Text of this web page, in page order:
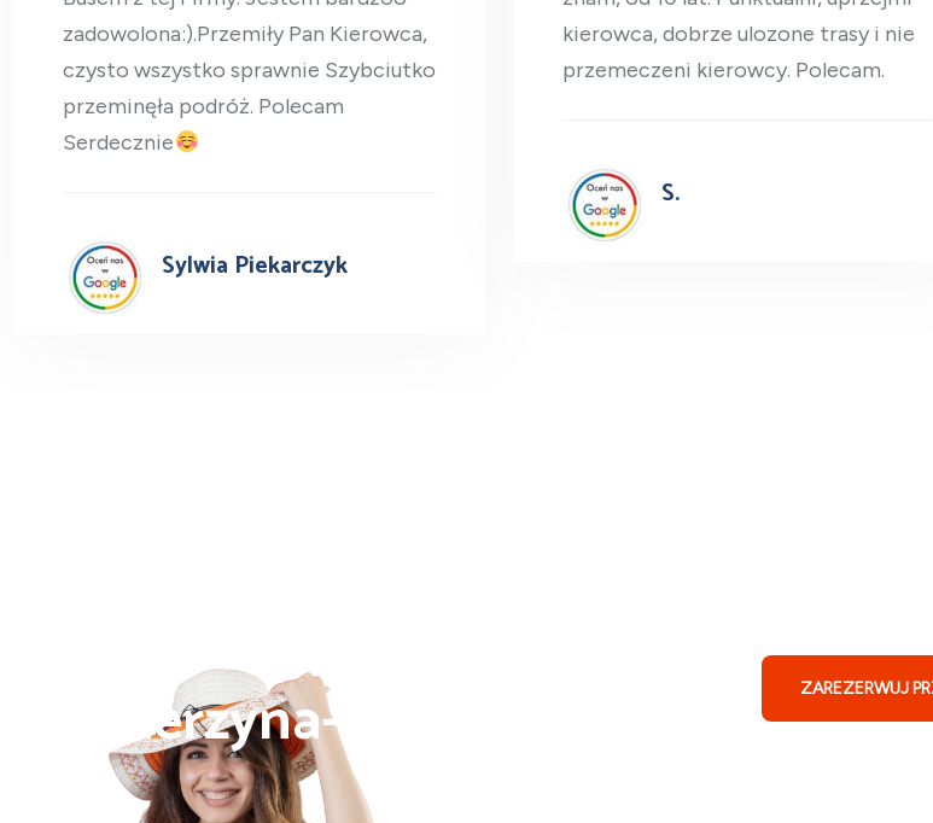
zadowolona:).Przemiły Pan Kierowca,
czysto wszystko sprawnie Szybciutko
przeminęła podróż. Polecam
Serdecznie
Sylwia Piekarczyk
kierowca, dobrze ulozone trasy i nie
przemeczeni kierowcy. Polecam.
S.
Busy do Niemiec z
Kędzierzyna-Koźla ZAREZERWUJ